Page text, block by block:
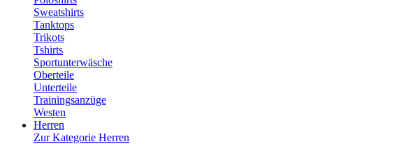
Sweatshirts
Tanktops
Trikots
Tshirts
Sportunterwäsche
Oberteile
Unterteile
Trainingsanzüge
Westen
Herren
Zur Kategorie Herren